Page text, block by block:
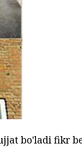
bo'ladi fikr